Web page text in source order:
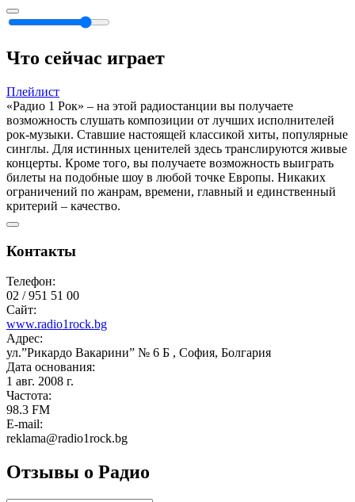
Что сейчас играет
Плейлист
«Радио 1 Рок» – на этой радиостанции вы получаете
возможность слушать композиции от лучших исполнителей
рок-музыки. Ставшие настоящей классикой хиты, популярные
синглы. Для истинных ценителей здесь транслируются живые
концерты. Кроме того, вы получаете возможность выиграть
билеты на подобные шоу в любой точке Европы. Никаких
ограничений по жанрам, времени, главный и единственный
критерий – качество.
Контакты
Телефон:
02 / 951 51 00
Сайт:
www.radio1rock.bg
Адрес:
ул.”Рикардо Вакарини” № 6 Б , София, Болгария
Дата основания:
1 авг. 2008 г.
Частота:
98.3 FM
E-mail:
reklama@radio1rock.bg
Отзывы о Радио